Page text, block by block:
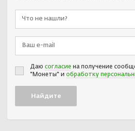
Даю согласие на получение
"Монеты" и обработку